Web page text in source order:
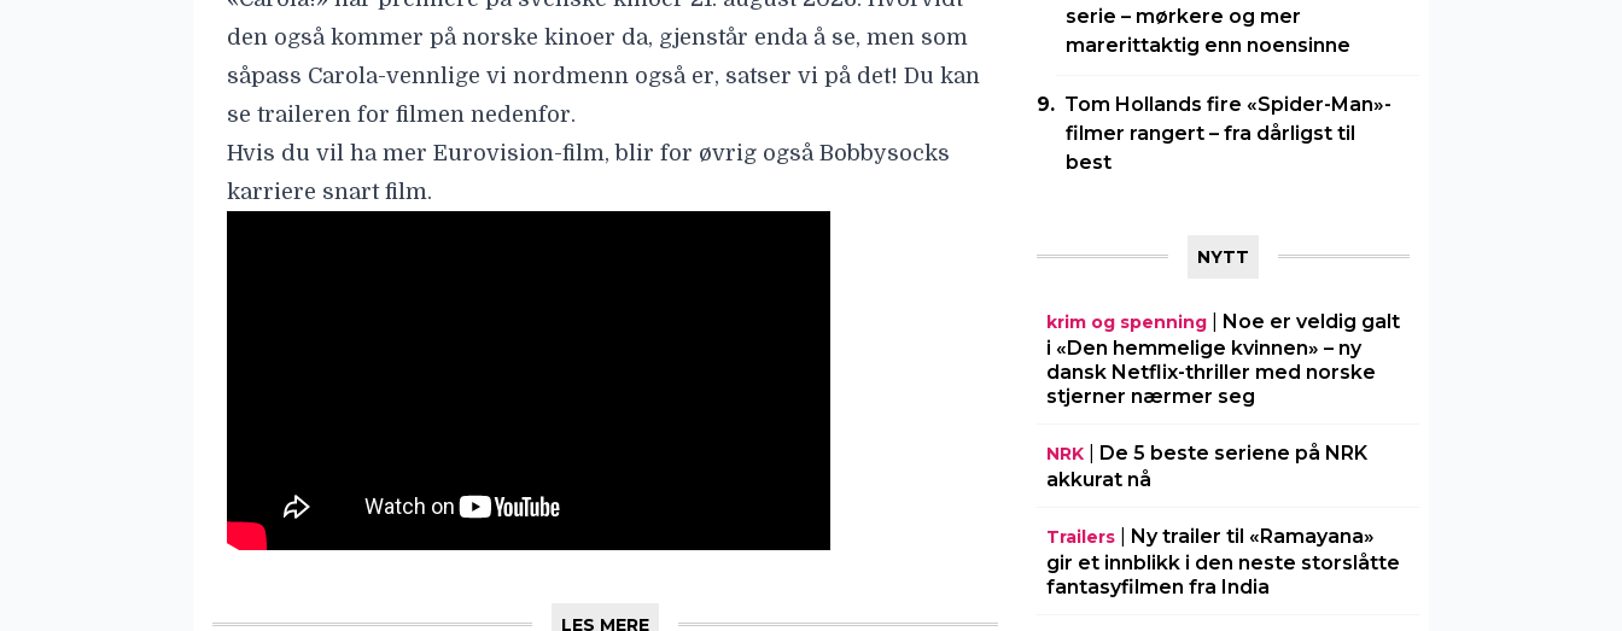
serie – mørkere og mer
marerittaktig enn noensinne
Tom Hollands fire «Spider-Man»-
filmer rangert – fra dårligst til
best
NYTT
krim og spenning| Noe er veldig galt
i «Den hemmelige kvinnen» – ny
dansk Netflix-thriller med norske
stjerner nærmer seg
NRK| De 5 beste seriene på NRK
akkurat nå
Trailers| Ny trailer til «Ramayana»
gir et innblikk i den neste storslåtte
fantasyfilmen fra India